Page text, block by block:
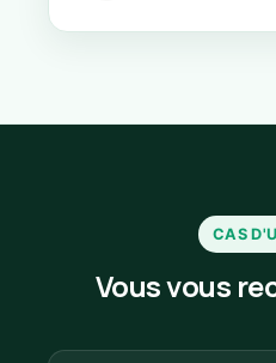
CAS
Vous vous